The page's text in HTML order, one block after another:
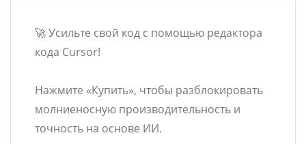
🚀 Усильте свой код с помощью редактора
кода Cursor!
Нажмите «Купить», чтобы разблокировать
молниеносную производительность и
точность на основе ИИ.